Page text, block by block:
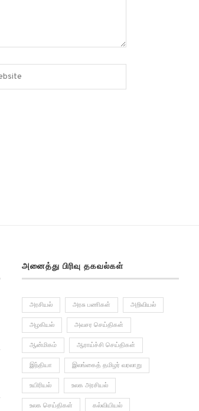
அனைத்து பிரிவு தகவல்கள்
அரசியல் அரசு பணிகள் அறிவியல்
அழகியல் அவசர செய்திகள்
ஆன்மிகம் ஆராய்ச்சி செய்திகள்
இந்தியா இலங்கைத் தமிழர் வரலாறு
உயிரியல் உலக அரசியல்
உலக செய்திகள் கல்வியியல்